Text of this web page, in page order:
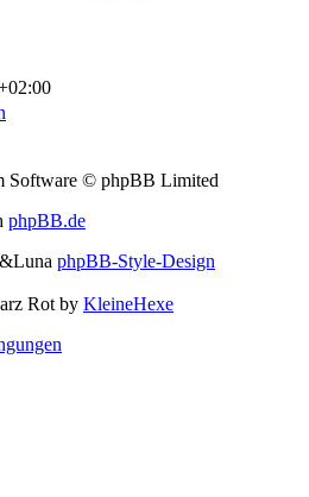
Software © phpBB Limited
phpBB.de
phpBB-Style-Design
Rot by KleineHexe